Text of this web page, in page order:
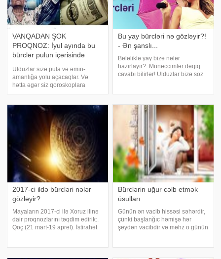
VANQADAN ŞOK
PROQNOZ: İyul ayında bu
bürclər pulun içərisində
Ulduzlar sizə pula və əmin-
amanlığa yolu açacaqlar. Və
hətta əgər siz qoroskoplara
inanmırsınızsa, çətin ki, əlverişli
hansılar ki, maliyyə işlərinin
həllində sizə kömək edəcəklər.
Bu yay bürcləri nə gözləyir?!
- Ən şanslı...
Beləliklə yay bizə nələr
hazırlayır?. Münəccimlər dəqiq
cavabı bilirlər! Ulduzlar bizə söz
istəyirsə buna nail olacaq. Qoç
2017-ci ildə bürcləri nələr
gözləyir?
Mayaların 2017-ci ilə Xoruz ilinə
dair proqnozlarını təqdim edirik:.
Qoç (21 mart-19 aprel). İstirahət
Bürclərin uğur cəlb etmək
üsulları
Günün ən vacib hissəsi səhərdir,
çünki başlanğıc həmişə hər
şeydən vacibdir və məhz o günün